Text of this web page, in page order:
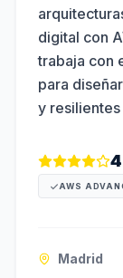
digital con
trabaja con
para
y
AWS
Madrid